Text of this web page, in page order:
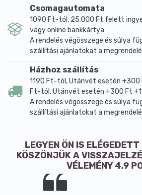
Csomagautomata
1090 Ft-tól, 25.000 Ft felett
vagy online bankkártya
A rendelés végösszege és súlya
szállítási ajánlatokat a
Házhoz szállítás
1190 Ft-tól, Utánvét esetén
Ft-tól, Utánvét esetén +300 Ft
A rendelés végösszege és súlya
szállítási ajánlatokat a
LEGYEN ÖN IS
KÖSZÖNJÜK A
VÉLEMÉNY 4,9